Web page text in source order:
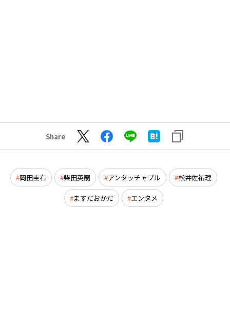
Share
岡田圭右 柴田英嗣 アンタッチャブル 松井佐祐理
ますだおかだ エンタメ